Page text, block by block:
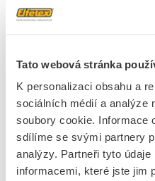
Tato webová stránka
K personalizaci obsahu a
sociálních médií a analýze
soubory cookie. Informace
sdílíme se svými partnery
analýzy. Partneři tyto
informacemi, které jste jim
GPSR Details
Odpovědnost za
EMOS spol s r. o.
Telefon: 606 391 202
E-mail:
www.emos.eu
Ke stažení
Technické dokumenty
Pokyny pro montáž.pdf